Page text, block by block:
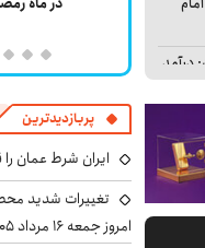
درآمد
دلاری
شده
پربازدیدترین
ایران شرط عمان
تغییرات شدید
امروز جمعه ۱۶ مرداد ۱۴۰۵ را ببینند